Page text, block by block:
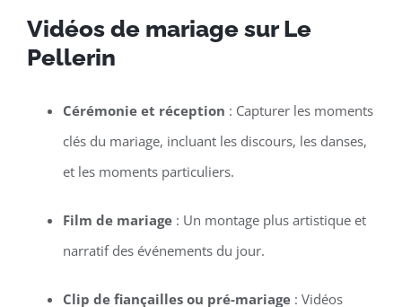
Vidéos de mariage sur Le
Pellerin
Cérémonie et réception : Capturer les moments
clés du mariage, incluant les discours, les danses,
et les moments particuliers.
Film de mariage: Un montage plus artistique et
narratif des événements du jour.
Clip de fiançailles ou pré-mariage: Vidéos